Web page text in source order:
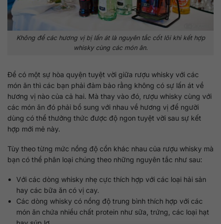
Không để các hương vị bị lấn át là nguyên tắc cốt lõi khi kết hợp
whisky cùng các món ăn.
Để có một sự hòa quyện tuyệt vời giữa rượu whisky với các
món ăn thì các bạn phải đảm bảo rằng không có sự lấn át về
hương vị nào của cả hai. Mà thay vào đó, rượu whisky cùng với
các món ăn đó phải bổ sung với nhau về hương vị để người
dùng có thể thưởng thức được độ ngon tuyệt vời sau sự kết
hợp mới mẻ này.
Tùy theo từng mức nồng độ cồn khác nhau của rượu whisky mà
bạn có thể phân loại chúng theo những nguyên tắc như sau:
Với các dòng whisky nhẹ cực thích hợp với các loại hải sản
hay các bữa ăn có vị cay.
Các dòng whisky có nồng độ trung bình thích hợp với các
món ăn chứa nhiều chất protein như sữa, trứng, các loại hạt